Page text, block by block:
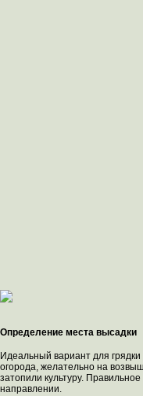
Определение места высадки
Идеальный вариант для
огорода, желательно на
затопили культуру.
направлении.